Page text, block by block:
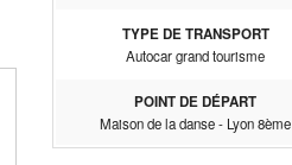
TYPE DE TRANSPORT
Autocar grand tourisme
POINT DE DÉPART
Maison de la danse - Lyon 8ème